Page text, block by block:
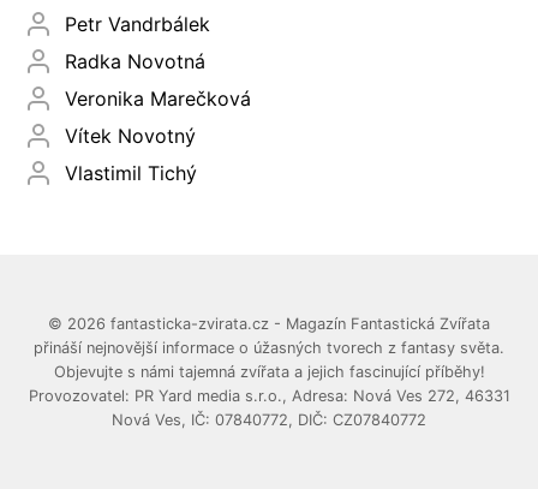
Petr Vandrbálek
Radka Novotná
Veronika Marečková
Vítek Novotný
Vlastimil Tichý
© 2026 fantasticka-zvirata.cz - Magazín Fantastická Zvířata
přináší nejnovější informace o úžasných tvorech z fantasy světa.
Objevujte s námi tajemná zvířata a jejich fascinující příběhy!
Provozovatel: PR Yard media s.r.o., Adresa: Nová Ves 272, 46331
Nová Ves, IČ: 07840772, DIČ: CZ07840772